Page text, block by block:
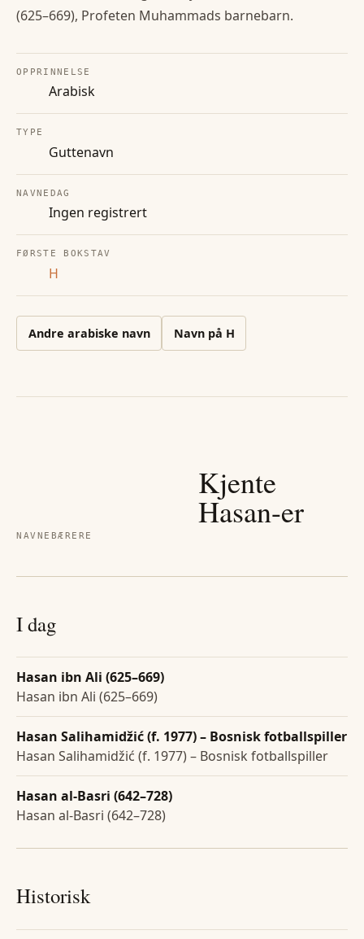
(625–669), Profeten Muhammads barnebarn.
OPPRINNELSE
Arabisk
TYPE
Guttenavn
NAVNEDAG
Ingen registrert
FØRSTE BOKSTAV
H
Andre arabiske navn Navn på H
NAVNEBÆRERE
Kjente
Hasan-er
I dag
Hasan ibn Ali (625–669)
Hasan ibn Ali (625–669)
Hasan Salihamidžić (f. 1977) – Bosnisk fotballspiller
Hasan Salihamidžić (f. 1977) – Bosnisk fotballspiller
Hasan al-Basri (642–728)
Hasan al-Basri (642–728)
Historisk